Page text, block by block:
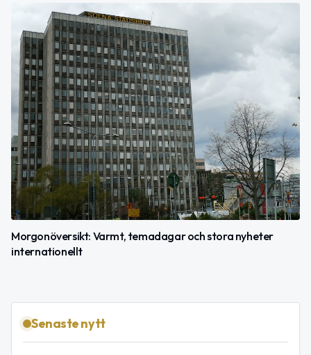
Morgonöversikt: Varmt, temadagar och stora nyheter
internationellt
Senaste nytt